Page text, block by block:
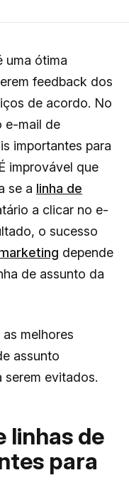
uma ótima
feedback dos
de acordo. No
e-mail de
importantes para
É improvável que
se a linha de
a clicar no e-
o sucesso
depende
de assunto da
melhores
assunto
serem evitados.
linhas de
para